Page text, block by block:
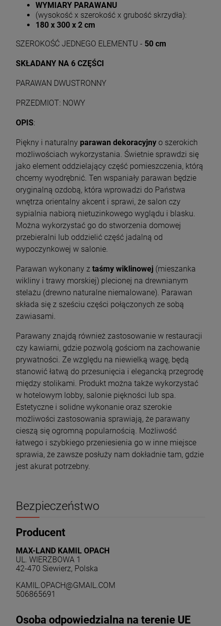
WYMIARY PARAWANU
(wysokość x szerokość x grubość skrzydła):
180 x 300 x 2 cm
SZEROKOŚĆ JEDNEGO ELEMENTU - 50 cm
SKŁADANY NA 6 CZĘŚCI
PARAWAN DWUSTRONNY
PRZEDMIOT: NOWY
OPIS:
Piękny i naturalny parawan dekoracyjny o szerokich
możliwościach wykorzystania. Świetnie sprawdzi się
jako element oddzielający część pomieszczenia, którą
chcemy wyodrębnić. Ten wspaniały parawan będzie
oryginalną ozdobą, która wprowadzi do Państwa
wnętrza orientalny akcent i sprawi, że salon czy
sypialnia nabiorą nietuzinkowego wyglądu i blasku.
Można wykorzystać go do stworzenia domowej
przebieralni lub oddzielić część jadalną od
wypoczynkowej w salonie.
Parawan wykonany z taśmy wiklinowej (mieszanka
wikliny i trawy morskiej) plecionej na drewnianym
stelażu (drewno naturalne niemalowane). Parawan
składa się z sześciu części połączonych ze sobą
zawiasami.
Parawany znajdą również zastosowanie w restauracji
czy kawiarni, gdzie pozwolą gościom na zachowanie
prywatności. Ze względu na niewielką wagę, będą
stanowić łatwą do przesunięcia i elegancką przegrodę
między stolikami. Produkt można także wykorzystać
w hotelowym lobby, salonie piękności lub spa.
Estetyczne i solidne wykonanie oraz szerokie
możliwości zastosowania sprawiają, że parawany
cieszą się ogromną popularnością. Możliwość
łatwego i szybkiego przeniesienia go w inne miejsce
sprawia, że zawsze posłuży nam dokładnie tam, gdzie
jest akurat potrzebny.
Bezpieczeństwo
Producent
MAX-LAND KAMIL OPACH
UL. WIERZBOWA 1
42-470 Siewierz, Polska
KAMIL.OPACH@GMAIL.COM
506865691
Osoba odpowiedzialna na terenie UE